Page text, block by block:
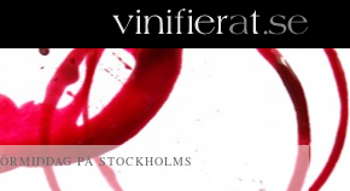
PÅ STOCKHOLMS